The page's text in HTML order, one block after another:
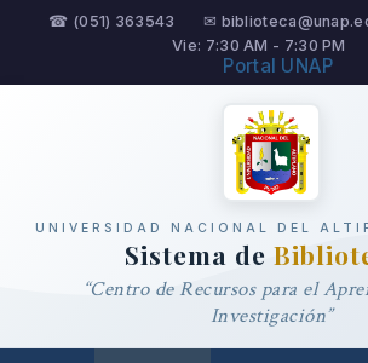
☎ (051) 363543 ✉
Vie: 7:30 AM - 7:30 PM
Portal UNAP
UNIVERSIDAD NACIONAL DEL
Sistema de
“Centro de Recursos para el
Investigación”